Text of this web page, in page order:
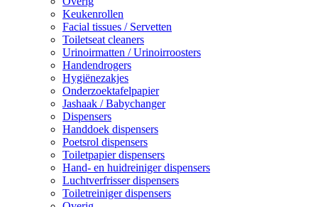
Keukenrollen
Facial tissues / Servetten
Toiletseat cleaners
Urinoirmatten / Urinoirroosters
Handendrogers
Hygiënezakjes
Onderzoektafelpapier
Jashaak / Babychanger
Dispensers
Handdoek dispensers
Poetsrol dispensers
Toiletpapier dispensers
Hand- en huidreiniger dispensers
Luchtverfrisser dispensers
Toiletreiniger dispensers